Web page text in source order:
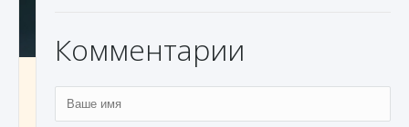
Hawk Ops
9 августа 2024 1 286 0 0
Комментарии